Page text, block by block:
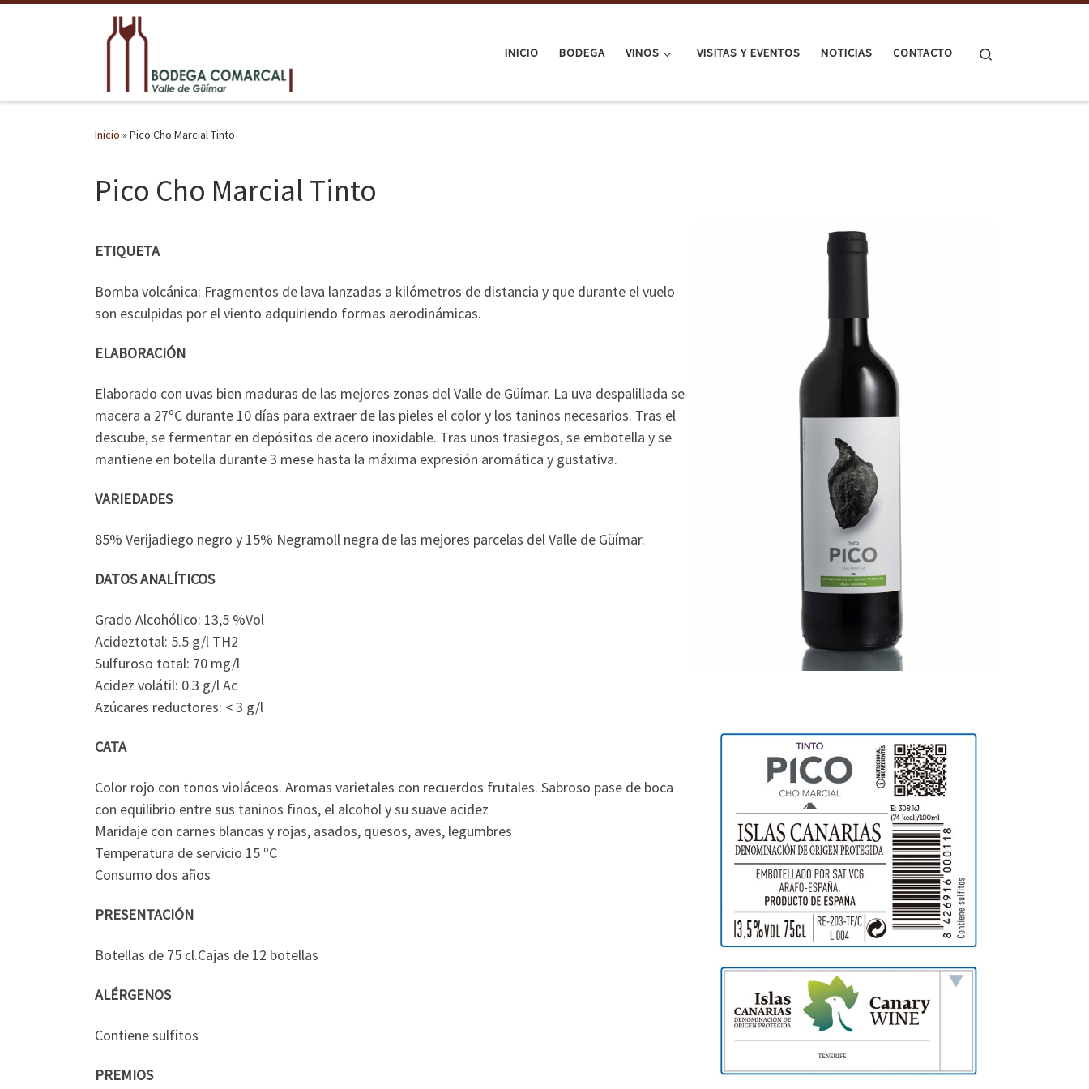
INICIO BODEGA VINOS VISITAS Y EVENTOS NOTICIAS CONTACTO
Inicio »Pico Cho Marcial Tinto
Pico Cho Marcial Tinto
ETIQUETA
Bomba volcánica: Fragmentos de lava lanzadas a kilómetros de distancia y que durante el vuelo
son esculpidas por el viento adquiriendo formas aerodinámicas.
ELABORACIÓN
Elaborado con uvas bien maduras de las mejores zonas del Valle de Güímar. La uva despalillada se
macera a 27ºC durante 10 días para extraer de las pieles el color y los taninos necesarios. Tras el
descube, se fermentar en depósitos de acero inoxidable. Tras unos trasiegos, se embotella y se
mantiene en botella durante 3 mese hasta la máxima expresión aromática y gustativa.
VARIEDADES
85% Verijadiego negro y 15% Negramoll negra de las mejores parcelas del Valle de Güímar.
DATOS ANALÍTICOS
Grado Alcohólico: 13,5 %Vol
Acideztotal: 5.5 g/l TH2
Sulfuroso total: 70 mg/l
Acidez volátil: 0.3 g/l Ac
Azúcares reductores: < 3 g/l
CATA
Color rojo con tonos violáceos. Aromas varietales con recuerdos frutales. Sabroso pase de boca
con equilibrio entre sus taninos finos, el alcohol y su suave acidez
Maridaje con carnes blancas y rojas, asados, quesos, aves, legumbres
Temperatura de servicio 15 ºC
Consumo dos años
PRESENTACIÓN
Botellas de 75 cl.Cajas de 12 botellas
ALÉRGENOS
Contiene sulfitos
PREMIOS